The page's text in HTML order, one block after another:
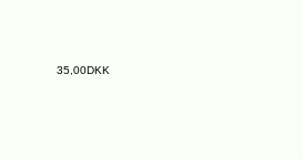
35,00DKK